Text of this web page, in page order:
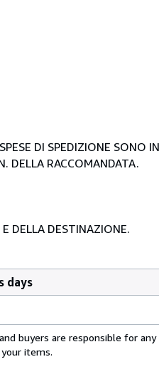
DI SPEDIZIONE SONO
DELLA RACCOMANDATA.
DELLA DESTINAZIONE.
days
buyers are responsible for any
items.